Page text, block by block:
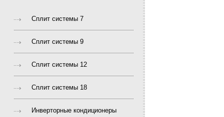
Сплит системы 7
Сплит системы 9
Сплит системы 12
Сплит системы 18
Инверторные кондиционеры